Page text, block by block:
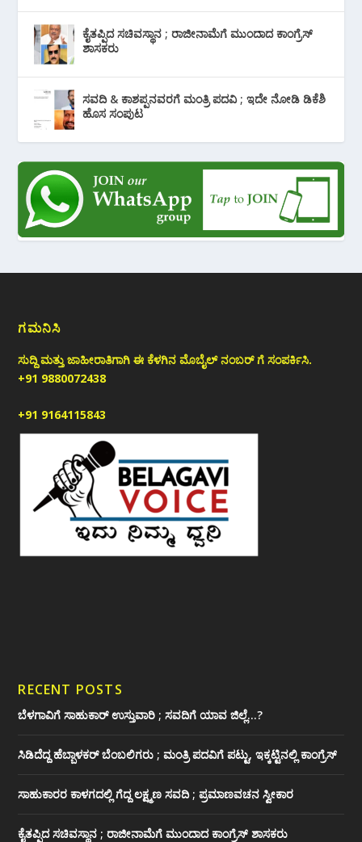
ಕೈತಪ್ಪಿದ ಸಚಿವಸ್ಥಾನ ; ರಾಜೀನಾಮೆಗೆ ಮುಂದಾದ ಕಾಂಗ್ರೆಸ್
‌ಶಾಸಕರು
ಸವದಿ & ಕಾಶಪ್ಪನವರಗೆ ಮಂತ್ರಿ ಪದವಿ ; ಇದೇ ನೋಡಿ‌ ಡಿಕೆಶಿ
ಹೊಸ ಸಂಪುಟ
ಗಮನಿಸಿ
ಸುದ್ದಿ ಮತ್ತು ಜಾಹೀರಾತಿಗಾಗಿ ಈ ಕೆಳಗಿನ ಮೊಬೈಲ್ ನಂಬರ್ ಗೆ ಸಂಪರ್ಕಿಸಿ.
+91 9880072438
+91 9164115843
RECENT POSTS
ಬೆಳಗಾವಿಗೆ ಸಾಹುಕಾರ್ ಉಸ್ತುವಾರಿ ; ಸವದಿಗೆ ಯಾವ ಜಿಲ್ಲೆ…?
ಸಿಡಿದೆದ್ದ ಹೆಬ್ಬಾಳಕರ್ ಬೆಂಬಲಿಗರು ; ಮಂತ್ರಿ ಪದವಿಗೆ ‌ಪಟ್ಟು, ಇಕ್ಕಟ್ಟಿನಲ್ಲಿ ಕಾಂಗ್ರೆಸ್
ಸಾಹುಕಾರರ ಕಾಳಗದಲ್ಲಿ ಗೆದ್ದ ಲಕ್ಷ್ಮಣ ಸವದಿ ; ಪ್ರಮಾಣವಚನ ಸ್ವೀಕಾರ
ಕೈತಪ್ಪಿದ ಸಚಿವಸ್ಥಾನ ; ರಾಜೀನಾಮೆಗೆ ಮುಂದಾದ ಕಾಂಗ್ರೆಸ್ ‌ಶಾಸಕರು